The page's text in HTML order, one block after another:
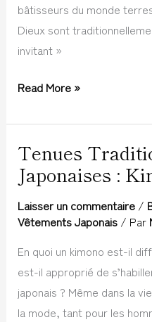
bâtisseurs du monde
Dieux sont
invitant »
Read More »
Tenues
Japonaises :
Laisser un commentaire /
Vêtements Japonais/ Par
En quoi un kimono est-il
est-il approprié de
japonais ? Même dans la
la mode, tant pour les
Tenues
Traditionnelles
Japonaises
:
Kimono
et
Yukata